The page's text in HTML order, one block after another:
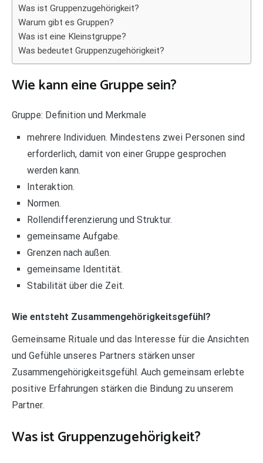
Was ist Gruppenzugehörigkeit?
Warum gibt es Gruppen?
Was ist eine Kleinstgruppe?
Was bedeutet Gruppenzugehörigkeit?
Wie kann eine Gruppe sein?
Gruppe: Definition und Merkmale
mehrere Individuen. Mindestens zwei Personen sind
erforderlich, damit von einer Gruppe gesprochen
werden kann.
Interaktion.
Normen.
Rollendifferenzierung und Struktur.
gemeinsame Aufgabe.
Grenzen nach außen.
gemeinsame Identität.
Stabilität über die Zeit.
Wie entsteht Zusammengehörigkeitsgefühl?
Gemeinsame Rituale und das Interesse für die Ansichten
und Gefühle unseres Partners stärken unser
Zusammengehörigkeitsgefühl. Auch gemeinsam erlebte
positive Erfahrungen stärken die Bindung zu unserem
Partner.
Was ist Gruppenzugehörigkeit?